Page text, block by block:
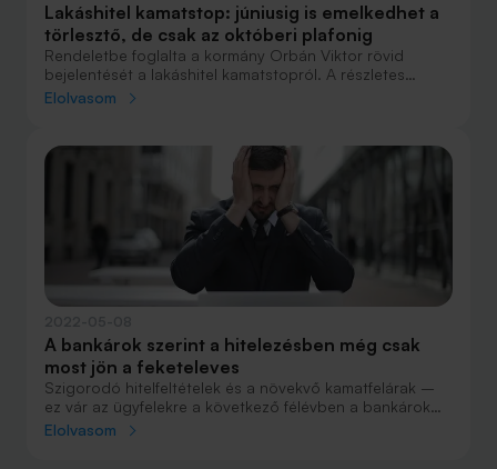
Lakáshitel kamatstop: júniusig is emelkedhet a
törlesztő, de csak az októberi plafonig
Rendeletbe foglalta a kormány Orbán Viktor rövid
bejelentését a lakáshitel kamatstopról. A részletes
szabályokat minden jelzáloghitelesnek érdemes
egy plafonig.
Elolvasom
A bankárok szerint a hitelezésben még csak
most jön a feketeleves
Szigorodó hitelfeltételek és a növekvő kamatfelárak –
ez vár az ügyfelekre a következő félévben a bankárok
felmérés szerint. A lakossági kölcsönökben már
Elolvasom